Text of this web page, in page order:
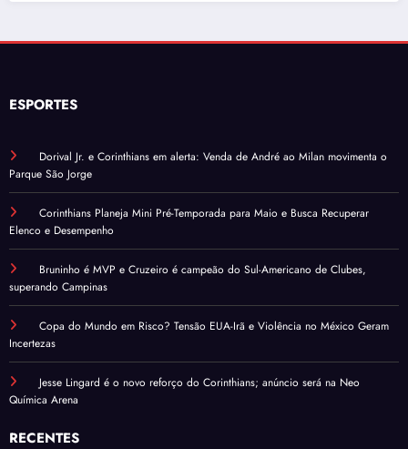
ESPORTES
Dorival Jr. e Corinthians em alerta: Venda de André ao Milan movimenta o
Parque São Jorge
Corinthians Planeja Mini Pré-Temporada para Maio e Busca Recuperar
Elenco e Desempenho
Bruninho é MVP e Cruzeiro é campeão do Sul-Americano de Clubes,
superando Campinas
Copa do Mundo em Risco? Tensão EUA-Irã e Violência no México Geram
Incertezas
Jesse Lingard é o novo reforço do Corinthians; anúncio será na Neo
Química Arena
RECENTES